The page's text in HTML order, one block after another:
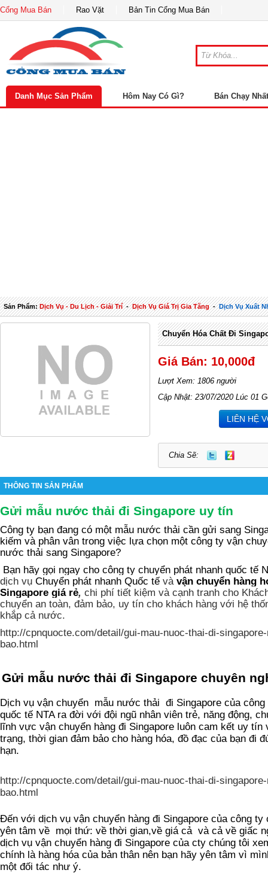
Cổng Mua Bán Rao Vặt Bản Tin Cổng Mua Bán
Danh Mục Sản Phẩm Hôm Nay Có Gì? Bán Chạy Nhất
Sản Phẩm:Dịch Vụ - Du Lịch - Giải Trí-Dịch Vụ Giá Trị Gia Tăng-Dịch Vụ Xuất
Chuyển Hóa Chất Đi
Giá Bán: 10,000đ
Lượt Xem: 1806 người
Cập Nhật: 23/07/2020 Lúc 01
LIÊN HỆ
Chia Sẽ:
THÔNG TIN SẢN PHẨM
Gửi mẫu nước thải đi Singapore uy tín
Công ty bạn đang có một mẫu nước thải cần gửi sang
kiếm và phân vân trong việc lựa chọn một công ty vận
nước thải sang Singapore?
Bạn hãy gọi ngay cho công ty chuyển phát nhanh quốc tế
dịch vụ Chuyển phát nhanh Quốc tế và vận chuyển hàng
Singapore giá rẻ, chi phí tiết kiệm và cạnh tranh cho
chuyển an toàn, đảm bảo, uy tín cho khách hàng với hệ
khắp cả nước.
http://cpnquocte.com/detail/gui-mau-nuoc-thai-di-
bao.html
Gửi mẫu nước thải đi Singapore chuyên
Dịch vụ vận chuyển mẫu nước thải đi Singapore của
quốc tế NTA ra đời với đội ngũ nhân viên trẻ, năng động,
lĩnh vực vận chuyển hàng đi Singapore luôn cam kết uy
trạng, thời gian đảm bảo cho hàng hóa, đồ đạc của bạn đi
hạn.
http://cpnquocte.com/detail/gui-mau-nuoc-thai-di-
bao.html
Đến với dịch vụ vận chuyển hàng đi Singapore của công ty
yên tâm về mọi thứ: về thời gian,về giá cả và cả về giấc
dịch vụ vận chuyển hàng đi Singapore của cty chúng tôi
chính là hàng hóa của bản thân nên bạn hãy yên tâm vì
một đối tác như ý.